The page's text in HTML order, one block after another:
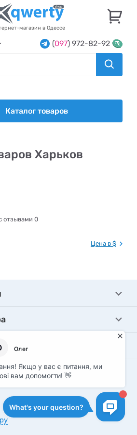
магазин в Одессе
(097) 972-82-92
Каталог товаров
Харьков
отзывами 0
Цена в $